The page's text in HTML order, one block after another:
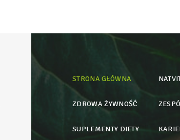
STRONA GŁÓWNA
ZDROWA ŻYWNOŚĆ
SUPLEMENTY DIETY